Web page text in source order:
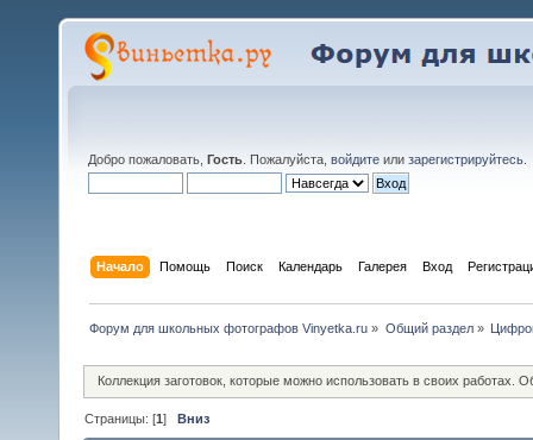
Добро пожаловать, Гость . Пожалуйста, войдите или зарегистрируйтесь
Начало Помощь Поиск Календарь Галерея Вход
Форум для школьных фотографов Vinyetka.ru » Общий раздел»
Коллекция заготовок, которые можно использовать в своих работах.
Страницы: [1]Вниз